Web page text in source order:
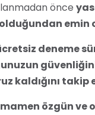
önce
emin
deneme
kaldığını takip
özgün ve